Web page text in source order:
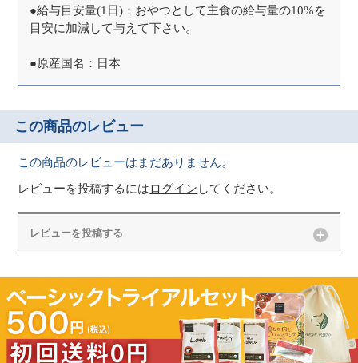
●給与目安量(1日)：おやつとして主食の給与量の10%を
目安に加減して与えて下さい。
●原産国名：日本
この商品のレビュー
この商品のレビューはまだありません。
レビューを投稿するにはログイン してください。
レビューを投稿する